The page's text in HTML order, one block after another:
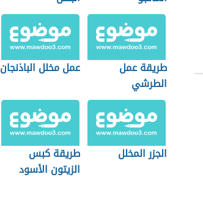
طريقة عمل
الطرشي
عمل مخلل الباذنجان
الجزر المخلل
طريقة كبس
الزيتون الأسود